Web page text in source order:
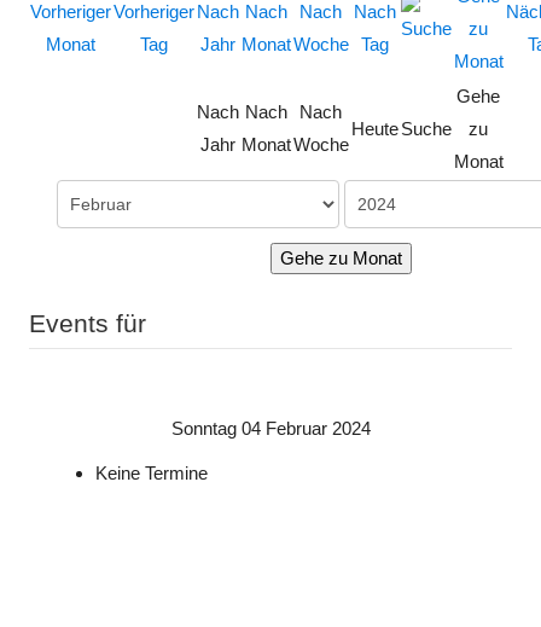
Nach
Jahr
Nach
Monat
Nach
Woche
HeuteSuche
Gehe
zu
Monat
Gehe zu Monat
Events für
Sonntag 04 Februar 2024
Keine Termine